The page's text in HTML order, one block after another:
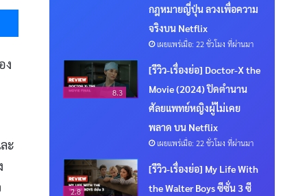
Messenger
ง
ะ
กฎหมายญี่ปุ่น ลวงเพื่อความ
จริงบน Netflix
เผยแพร่เมื่อ: 22 ชั่วโมง ที่ผ่านมา
8.3
[รีวิว-เรื่องย่อ] Doctor-X the
Movie (2024) ปิดตำนาน
ศัลยแพทย์หญิงผู้ไม่เคย
พลาด บน Netflix
เผยแพร่เมื่อ: 22 ชั่วโมง ที่ผ่านมา
2.8
[รีวิว-เรื่องย่อ] My Life With
the Walter Boys ซีซั่น 3 ซี